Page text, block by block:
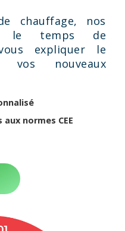
chauffage, nos
le temps de
expliquer le
vos nouveaux
normes CEE